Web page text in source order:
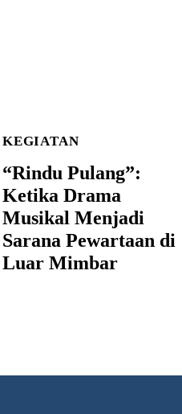
KEGIATAN
“Rindu Pulang”:
Ketika Drama
Musikal Menjadi
Sarana Pewartaan di
Luar Mimbar